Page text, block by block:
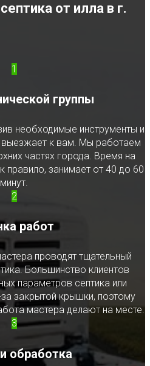
от илла в г.
1
группы
необходимые инструменты и
к вам. Мы работаем
частях города. Время на
правило, занимает от 40 до 60
минут.
2
работ
проводят тщательный
Большинство клиентов
параметров септика или
закрытой крышки, поэтому
мастера делают на месте.
3
обработка